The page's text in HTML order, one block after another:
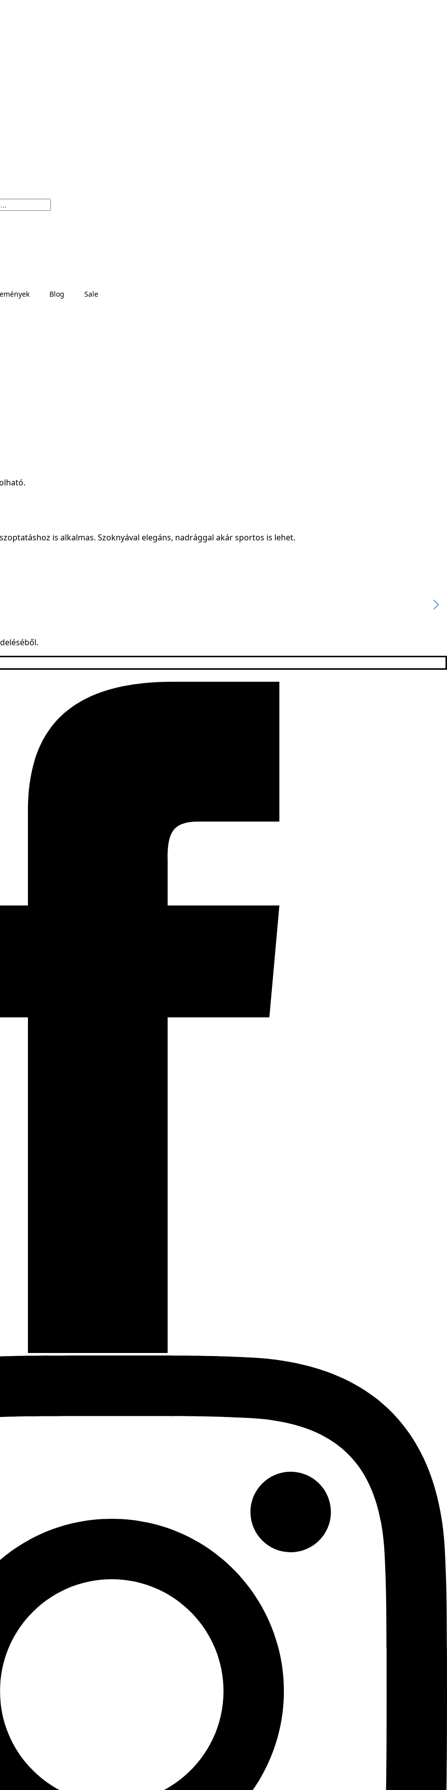
Blog Sale
is alkalmas. Szoknyával elegáns, nadrággal akár sportos is lehet.